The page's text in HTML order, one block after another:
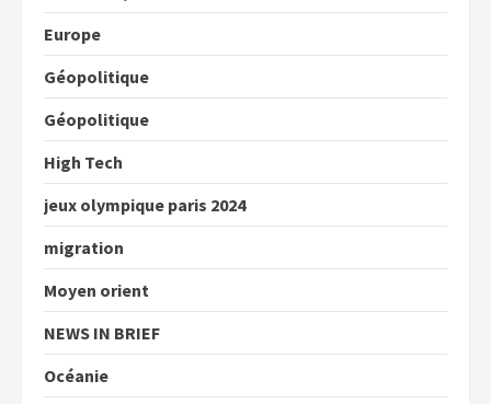
Europe
Géopolitique
Géopolitique
High Tech
jeux olympique paris 2024
migration
Moyen orient
NEWS IN BRIEF
Océanie